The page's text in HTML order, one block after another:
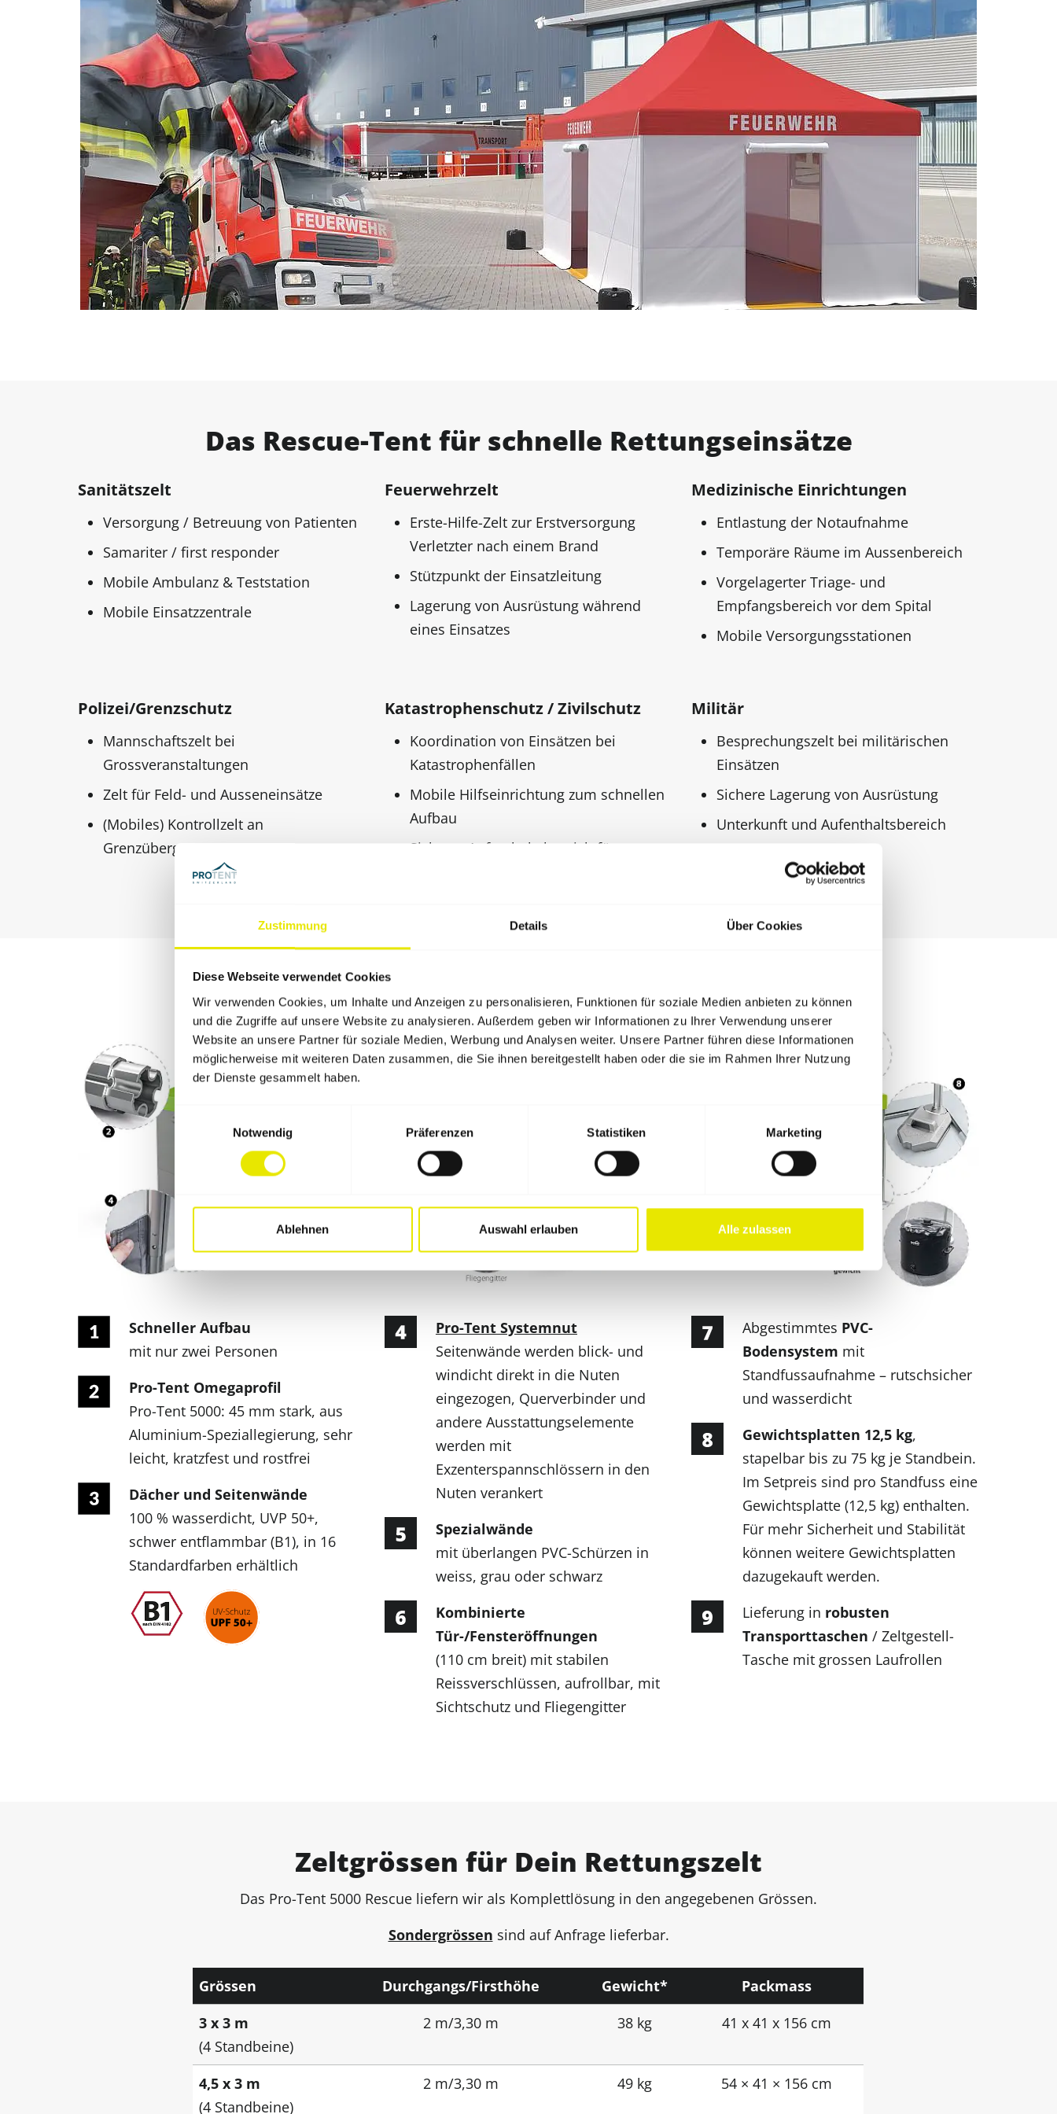
Zustimmung Details Über Cookies
Diese Webseite verwendet Cookies
Wir verwenden Cookies, um Inhalte und Anzeigen zu personalisieren, Funktionen für soziale Medien anbieten zu können
und die Zugriffe auf unsere Website zu analysieren. Außerdem geben wir Informationen zu Ihrer Verwendung unserer
Website an unsere Partner für soziale Medien, Werbung und Analysen weiter. Unsere Partner führen diese Informationen
möglicherweise mit weiteren Daten zusammen, die Sie ihnen bereitgestellt haben oder die sie im Rahmen Ihrer Nutzung
der Dienste gesammelt haben.
Einwilligungsauswahl
Notwendig
Präferenzen Statistiken Marketing
Ablehnen Auswahl erlauben Alle zulassen
Das Rescue-Tent für schnelle Rettungseinsätze
Sanitätszelt
Versorgung / Betreuung von Patienten
Samariter / first responder
Mobile Ambulanz & Teststation
Mobile Einsatzzentrale
Feuerwehrzelt
Erste-Hilfe-Zelt zur Erstversorgung
Verletzter nach einem Brand
Stützpunkt der Einsatzleitung
Lagerung von Ausrüstung während
eines Einsatzes
Medizinische Einrichtungen
Entlastung der Notaufnahme
Temporäre Räume im Aussenbereich
Vorgelagerter Triage- und
Empfangsbereich vor dem Spital
Mobile Versorgungsstationen
Polizei/Grenzschutz
Mannschaftszelt bei
Grossveranstaltungen
Zelt für Feld- und Ausseneinsätze
(Mobiles) Kontrollzelt an
Grenzübergängen
Katastrophenschutz / Zivilschutz
Koordination von Einsätzen bei
Katastrophenfällen
Mobile Hilfseinrichtung zum schnellen
Aufbau
Sicherer Aufenthaltsbereich für
Militär
Besprechungszelt bei militärischen
Einsätzen
Sichere Lagerung von Ausrüstung
Unterkunft und Aufenthaltsbereich
Schneller Aufbau
mit nur zwei Personen
Pro-Tent Omegaprofil
Pro-Tent 5000: 45 mm stark, aus
Aluminium-Speziallegierung, sehr
leicht, kratzfest und rostfrei
Dächer und Seitenwände
100 % wasserdicht, UVP 50+,
schwer entflammbar (B1), in 16
Standardfarben erhältlich
Pro-Tent Systemnut
Seitenwände werden blick- und
windicht direkt in die Nuten
eingezogen, Querverbinder und
andere Ausstattungselemente
werden mit
Exzenterspannschlössern in den
Nuten verankert
Spezialwände
mit überlangen PVC-Schürzen in
weiss, grau oder schwarz
Kombinierte
Tür-/Fensteröffnungen
(110 cm breit) mit stabilen
Reissverschlüssen, aufrollbar, mit
Sichtschutz und Fliegengitter
Abgestimmtes PVC-
Bodensystem mit
Standfussaufnahme – rutschsicher
und wasserdicht
Gewichtsplatten 12,5 kg,
stapelbar bis zu 75 kg je Standbein.
Im Setpreis sind pro Standfuss eine
Gewichtsplatte (12,5 kg) enthalten.
Für mehr Sicherheit und Stabilität
können weitere Gewichtsplatten
dazugekauft werden.
Lieferung in robusten
Transporttaschen / Zeltgestell-
Tasche mit grossen Laufrollen
Zeltgrössen für Dein Rettungszelt
Das Pro-Tent 5000 Rescue liefern wir als Komplettlösung in den angegebenen Grössen.
Sondergrössen sind auf Anfrage lieferbar.
Grössen Durchgangs/Firsthöhe Gewicht*
Packmass
3 x 3 m
(4 Standbeine)
2 m/3,30 m 38 kg 41 x 41 x 156 cm
4,5 x 3 m
(4 Standbeine)
2 m/3,30 m 49 kg 54 × 41 × 156 cm